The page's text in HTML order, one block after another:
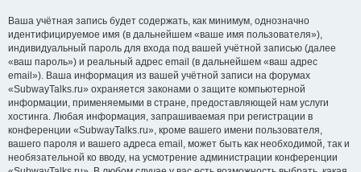
Ваша учётная запись будет содержать, как минимум, однозначно
идентифицируемое имя (в дальнейшем «ваше имя пользователя»),
индивидуальный пароль для входа под вашей учётной записью (далее
«ваш пароль») и реальный адрес email (в дальнейшем «ваш адрес
email»). Ваша информация из вашей учётной записи на форумах
«SubwayTalks.ru» охраняется законами о защите компьютерной
информации, применяемыми в стране, предоставляющей нам услуги
хостинга. Любая информация, запрашиваемая при регистрации в
конференции «SubwayTalks.ru», кроме вашего имени пользователя,
вашего пароля и вашего адреса email, может быть как необходимой, так и
необязательной ко вводу, на усмотрение администрации конференции